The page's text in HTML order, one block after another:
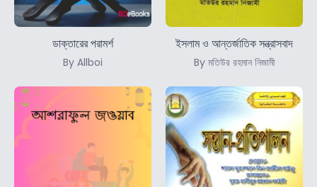
ডাক্তারের পরামর্শ
By Allboi
ইসলাম ও আন্তর্জাতিক সন্ত্রাসবাদ
By মতিউর রহমান নিজামী